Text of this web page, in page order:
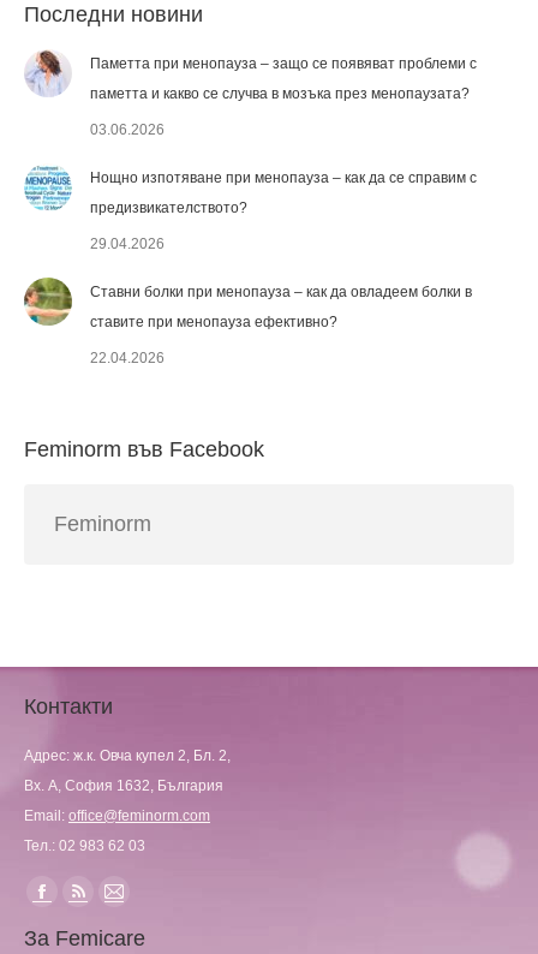
Последни новини
Паметта при менопауза – защо се появяват проблеми с
паметта и какво се случва в мозъка през менопаузата?
03.06.2026
Нощно изпотяване при менопауза – как да се справим с
предизвикателството?
29.04.2026
Ставни болки при менопауза – как да овладеем болки в
ставите при менопауза ефективно?
22.04.2026
Feminorm във Facebook
Feminorm
Контакти
Адрес: ж.к. Овча купел 2, Бл. 2,
Вх. А, София 1632, България
Email: office@feminorm.com
Тел.: 02 983 62 03
Find us on:
Facebook
page
Rss
page
Mail
page
За Femicare